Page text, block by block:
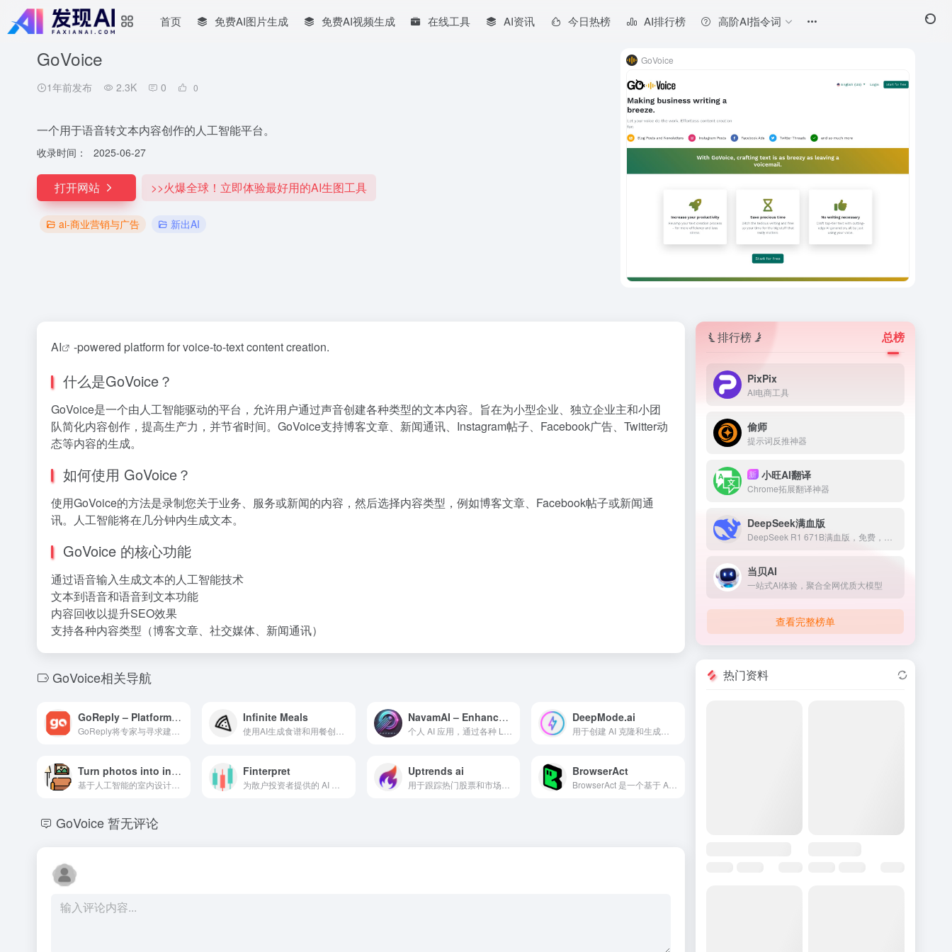
首页 免费AI图片生成 免费AI视频生成 在线工具 AI资讯 今日热榜 AI排行榜 高阶AI指令词
GoVoice
1年前发布 2.3K 0 0
一个用于语音转文本内容创作的人工智能平台。
收录时间： 2025-06-27
打开网站 >>火爆全球！立即体验最好用的AI生图工具
ai-商业营销与广告 新出AI
GoVoice
AI -powered platform for voice-to-text content creation.
什么是GoVoice？
GoVoice是一个由人工智能驱动的平台，允许用户通过声音创建各种类型的文本内容。旨在为小型企业、独立企业主和小团
队简化内容创作，提高生产力，并节省时间。GoVoice支持博客文章、新闻通讯、Instagram帖子、Facebook广告、Twitter动
态等内容的生成。
如何使用 GoVoice？
使用GoVoice的方法是录制您关于业务、服务或新闻的内容，然后选择内容类型，例如博客文章、Facebook帖子或新闻通
讯。人工智能将在几分钟内生成文本。
GoVoice 的核心功能
通过语音输入生成文本的人工智能技术
文本到语音和语音到文本功能
内容回收以提升SEO效果
支持各种内容类型（博客文章、社交媒体、新闻通讯）
GoVoice相关导航
GoReply – Platform for professionals to monetize expertise & time Infinite Meals NavamAI – Enhance your craft with AI DeepMode.ai
Turn photos into interior design ideas Finterpret Uptrends ai BrowserAct
GoVoice暂无评论
排行榜 总榜
PixPix
AI电商工具
偷师
提示词反推神器
新 小旺AI翻译
Chrome拓展翻译神器
DeepSeek满血版
当贝AI
一站式AI体验，聚合全网优质大模型
查看完整榜单
热门资料